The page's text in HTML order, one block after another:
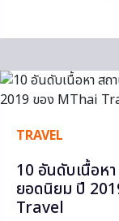
TRAVEL
10 อันดับเนื้อห
ยอดนิยม ปี
Travel